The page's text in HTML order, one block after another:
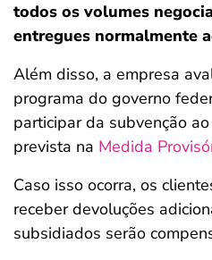
todos os volumes
entregues normalmente
Além disso, a empresa
programa do governo
participar da subvenção
prevista na Medida
Caso isso ocorra, os
receber devoluções
subsidiados serão